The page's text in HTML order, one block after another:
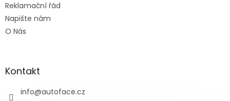
Reklamační řád
Napište nám
O Nás
Kontakt
info@autoface.cz